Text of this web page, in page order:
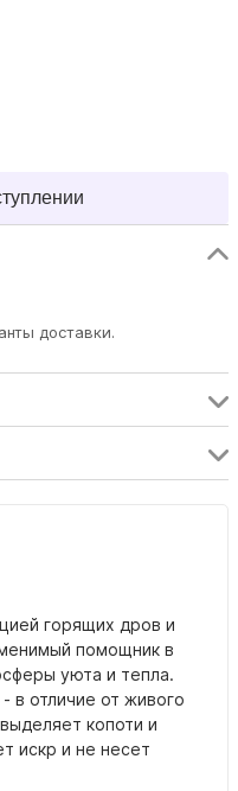
доставки.
горящих дров и
помощник в
уюта и тепла.
отличие от живого
копоти и
искр и не несет